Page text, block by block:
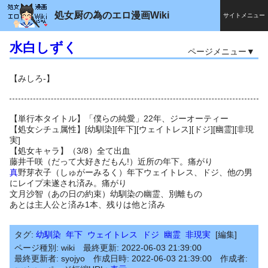
サイトメニュー
処女厨の為のエロ漫画Wiki
水白しずく ページメニュー
【みしろ-】
【単行本タイトル】「僕らの純愛」22年、ジーオーティー
【処女シチュ属性】[幼馴染][年下][ウェイトレス][ドジ][幽霊][非現
実]
【処女キャラ】（3/8）全て出血
藤井千咲（だって大好きだもん!）近所の年下。痛がり
真野芽衣子（しゅがーみるく）年下ウェイトレス、ドジ、他の男
にレイプ未遂され済み。痛がり
文月沙智（あの日の約束）幼馴染の幽霊、別離もの
あとは主人公と済み1本、残りは他と済み
タグ 幼馴染 年下 ウェイトレス ドジ 幽霊 非現実
編集
ページ種別
wiki 最終更新 2022-06-03 21:39:00
最終更新者 syojyo 作成日時 2022-06-03 21:39:00
作成者